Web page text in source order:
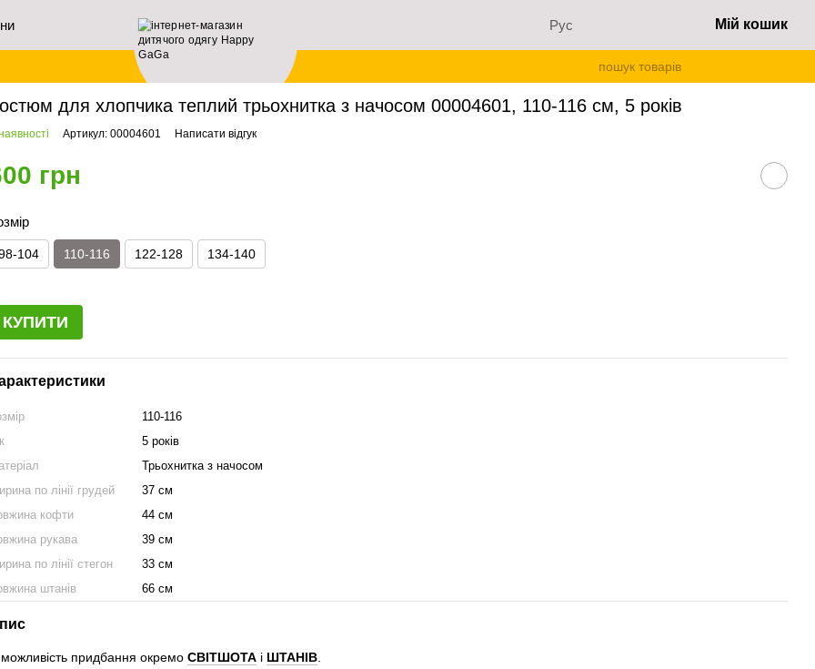
Рус Мій кошик
Костюми демісезонні Костюм для хлопчика теплий трьохнитка з начосом 00004601, 110-116 см, 5 років
для хлопчика теплий трьохнитка з начосом 00004601, 110-116 см, 5 років
Артикул: 00004601 Написати відгук
грн
104 110-116 122-128 134-140
КУПИТИ
110-116
5 років
Трьохнитка з начосом
по лінії грудей
37 см
кофти
44 см
рукава
39 см
по лінії стегон
33 см
штанів
66 см
придбання окремоСВІТШОТА і ШТАНІВ